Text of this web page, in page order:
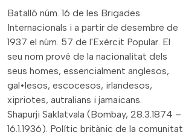
Batalló núm. 16 de les Brigades
Internacionals i a partir de desembre de
1937 el núm. 57 de l'Exèrcit Popular. El
seu nom prové de la nacionalitat dels
seus homes, essencialment anglesos,
gal•lesos, escocesos, irlandesos,
xipriotes, autralians i jamaicans.
Shapurji Saklatvala (Bombay, 28.3.1874 –
16.1.1936). Polític britànic de la comunitat